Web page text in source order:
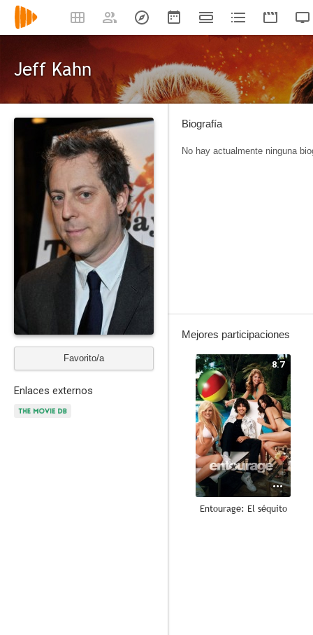
Jeff Kahn
Favorito/a
Enlaces externos
Biografía
No hay actualmente ninguna
Mejores participaciones
8.7
Entourage: El séquito